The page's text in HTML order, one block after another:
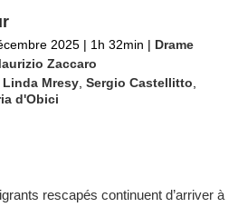
2025 | 1h 32min | Drame
Zaccaro
Linda Mresy ,Sergio Castellitto
d'Obici
rescapés continuent d’arriver à